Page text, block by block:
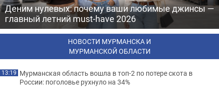
Деним нулевых: почему ваши любимые джинсы —
главный летний must-have 2026
НОВОСТИ МУРМАНСКА И
МУРМАНСКОЙ ОБЛАСТИ
13:19 Мурманская область вошла в топ-2 по потере скота в
России: поголовье рухнуло на 34%